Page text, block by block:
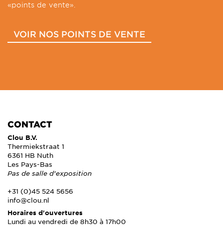
«points de vente».
VOIR NOS POINTS DE VENTE
CONTACT
Clou B.V.
Thermiekstraat 1
6361 HB Nuth
Les Pays-Bas
Pas de salle d'exposition
+31 (0)45 524 5656
info@clou.nl
Horaires d'ouvertures
Lundi au vendredi de 8h30 à 17h00